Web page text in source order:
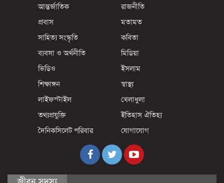
আন্তর্জাতিক
রাজনীতি
প্রবাস
মতামত
সাহিত্য সংস্কৃতি
কবিতা
ব্যবসা ও অর্থনীতি
মিডিয়া
ভিডিও
ইসলাম
শিক্ষাঙ্গন
স্বাস্থ্য
লাইফস্টাইল
খেলাধুলা
তথ্যপ্রযুক্তি
ইতিহাস ঐতিহ্য
দৈনিকসিলেট পরিবার
যোগাযোগ